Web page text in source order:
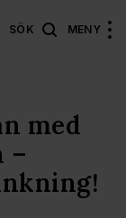
SÖK MENY
med
–